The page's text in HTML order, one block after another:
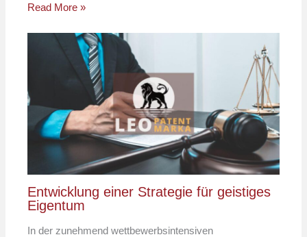
Read More »
Entwicklung einer Strategie für geistiges
Eigentum
In der zunehmend wettbewerbsintensiven